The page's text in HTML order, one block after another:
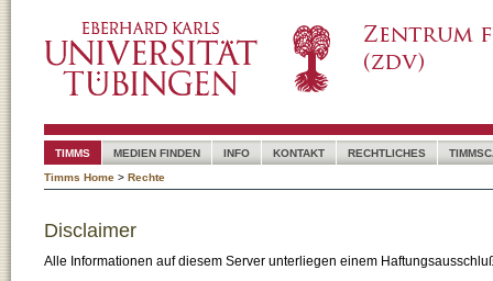
TIMMS MEDIEN FINDEN INFO KONTAKT RECHTLICHES
Timms Home > Rechte
Disclaimer
Alle Informationen auf diesem Server unterliegen einem